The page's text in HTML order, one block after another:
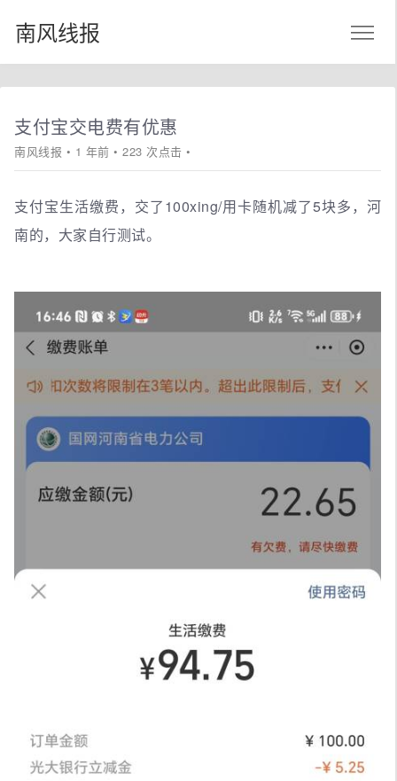
南风线报
支付宝交电费有优惠
南风线报 • 1 年前 • 223 次点击 •
支付宝生活缴费，交了100xing/用卡随机减了5块多，河
南的，大家自行测试。